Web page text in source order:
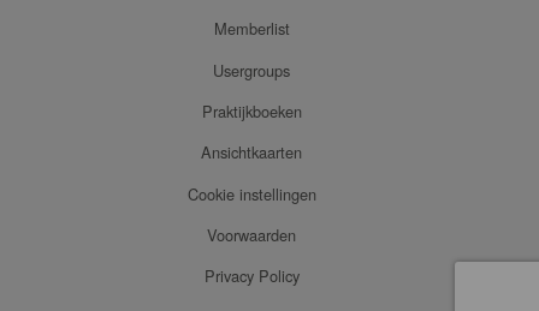
Memberlist
Usergroups
Praktijkboeken
Ansichtkaarten
Cookie instellingen
Voorwaarden
Privacy Policy